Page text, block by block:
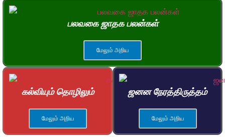
பலவகை ஜாதக பலன்கள்
மேலும் அறிய
கல்வியும் தொழிலும்
மேலும் அறிய
ஜனன நேரத்திருத்தம்
மேலும் அறிய